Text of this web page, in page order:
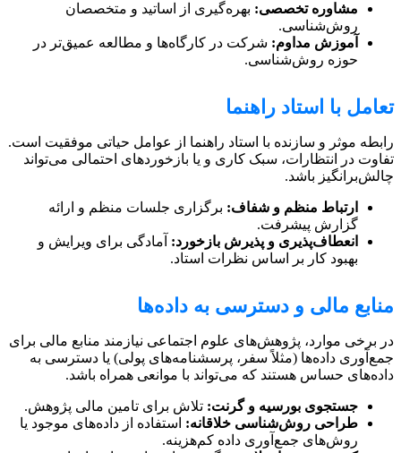
مشاوره تخصصی: بهره‌گیری از اساتید و متخصصان
روش‌شناسی.
آموزش مداوم: شرکت در کارگاه‌ها و مطالعه عمیق‌تر در
حوزه روش‌شناسی.
تعامل با استاد راهنما
رابطه موثر و سازنده با استاد راهنما از عوامل حیاتی موفقیت است.
تفاوت در انتظارات، سبک کاری و یا بازخوردهای احتمالی می‌تواند
چالش‌برانگیز باشد.
ارتباط منظم و شفاف: برگزاری جلسات منظم و ارائه
گزارش پیشرفت.
انعطاف‌پذیری و پذیرش بازخورد: آمادگی برای ویرایش و
بهبود کار بر اساس نظرات استاد.
منابع مالی و دسترسی به داده‌ها
در برخی موارد، پژوهش‌های علوم اجتماعی نیازمند منابع مالی برای
جمع‌آوری داده‌ها (مثلاً سفر، پرسشنامه‌های پولی) یا دسترسی به
داده‌های حساس هستند که می‌تواند با موانعی همراه باشد.
جستجوی بورسیه و گرنت: تلاش برای تامین مالی پژوهش.
طراحی روش‌شناسی خلاقانه: استفاده از داده‌های موجود یا
روش‌های جمع‌آوری داده کم‌هزینه.